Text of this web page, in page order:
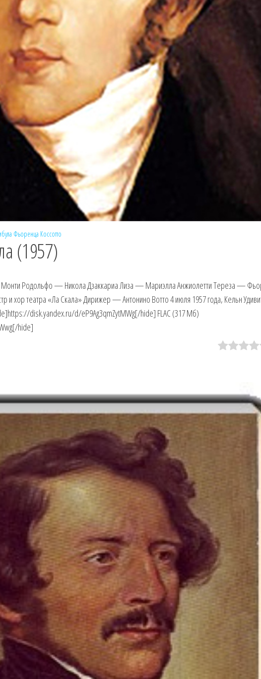
Фьоренца Коссотто
(1957)
Родольфо — Никола Дзаккариа Лиза — Мариэлла Анжиолетти Тереза —
и хор театра «Ла Скала» Дирижер — Антонино Вотто 4 июля 1957 года, Кельн
disk.yandex.ru/d/eP9Ag3qmZytMWg[/hide] FLAC (317 Мб)
hide]